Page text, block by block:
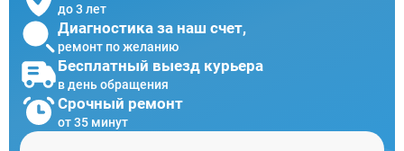
до 3 лет
Диагностика за наш счет,
ремонт по желанию
Бесплатный выезд курьера
в день обращения
Срочный ремонт
от 35 минут